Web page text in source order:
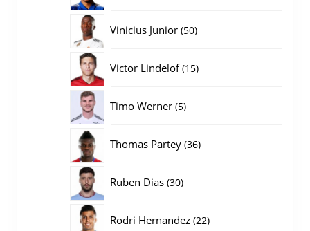
Vinicius Junior 5050
Victor Lindelof 1515
Timo Werner 55
Thomas Partey 3636
Ruben Dias 3030
Rodri Hernandez 2222